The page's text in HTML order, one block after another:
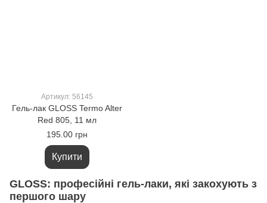
Артикул: 56145
Гель-лак GLOSS Termo Alter
Red 805, 11 мл
195.00 грн
Купити
GLOSS: професійні гель-лаки, які закохують з
першого шару